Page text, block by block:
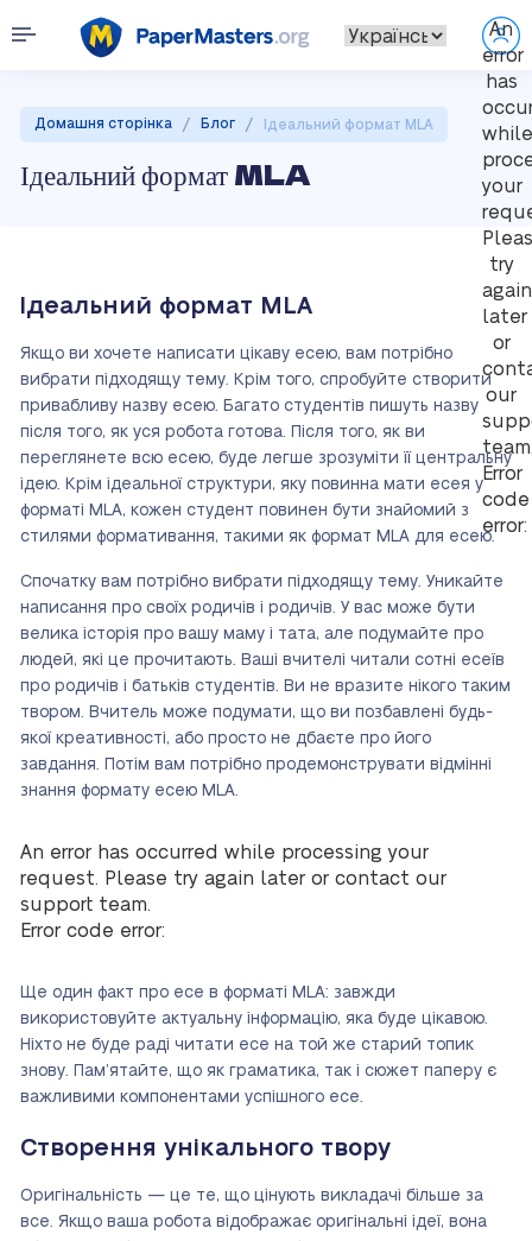
An
error
has
while
your
try
again
later
or
our
Error
code
error:
Домашня сторінка / Блог / Ідеальний формат MLA
Ідеальний формат MLA
Ідеальний формат MLA
Якщо ви хочете написати цікаву есею, вам потрібно
вибрати підходящу тему. Крім того, спробуйте створити
привабливу назву есею. Багато студентів пишуть назву
після того, як уся робота готова. Після того, як ви
переглянете всю есею, буде легше зрозуміти її центральну
ідею. Крім ідеальної структури, яку повинна мати есея у
форматі MLA, кожен студент повинен бути знайомий з
стилями формативання, такими як формат MLA для есею.
Спочатку вам потрібно вибрати підходящу тему. Уникайте
написання про своїх родичів і родичів. У вас може бути
велика історія про вашу маму і тата, але подумайте про
людей, які це прочитають. Ваші вчителі читали сотні есеїв
про родичів і батьків студентів. Ви не вразите нікого таким
твором. Вчитель може подумати, що ви позбавлені будь-
якої креативності, або просто не дбаєте про його
завдання. Потім вам потрібно продемонструвати відмінні
знання формату есею MLA.
An error has occurred while processing your
request. Please try again later or contact our
support team.
Error code error:
Ще один факт про есе в форматі MLA: завжди
використовуйте актуальну інформацію, яка буде цікавою.
Ніхто не буде раді читати есе на той же старий топик
знову. Пам’ятайте, що як граматика, так і сюжет паперу є
важливими компонентами успішного есе.
Створення унікального твору
Оригінальність — це те, що цінують викладачі більше за
все. Якщо ваша робота відображає оригінальні ідеї, вона